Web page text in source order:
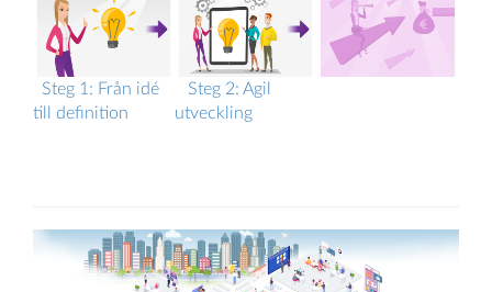
Steg 1: Från idé
till definition
Steg 2: Agil
utveckling